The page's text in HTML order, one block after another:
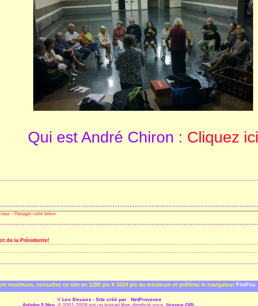
Qui est André Chiron : Cliquez ici
de la Présidente!
maximum, consultez ce site en 1280 pix X 1024 pix au minimum et préférez le navigateur FireFox
© Les fileuses - Site créé par
NetProvence